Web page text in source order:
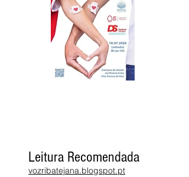
Leitura Recomendada
vozribatejana.blogspot.pt